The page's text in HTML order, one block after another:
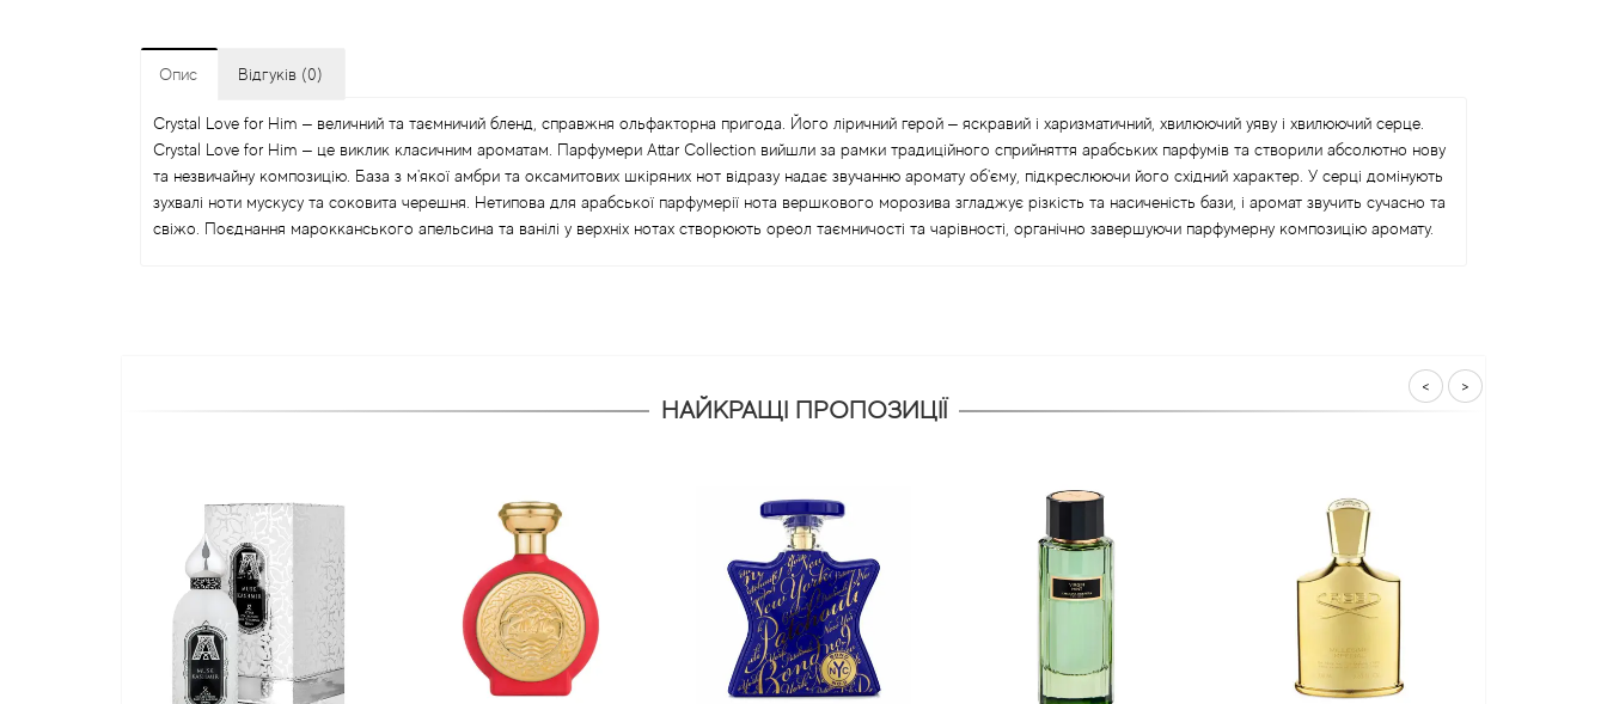
Опис Відгуків (0)
Crystal Love for Him – величний та таємничий бленд, справжня ольфакторна пригода. Його ліричний герой – яскравий і харизматичний, хвилюючий уяву і хвилюючий серце.
Crystal Love for Him – це виклик класичним ароматам. Парфумери Attar Collection вийшли за рамки традиційного сприйняття арабських парфумів та створили абсолютно нову
та незвичайну композицію. База з м'якої амбри та оксамитових шкіряних нот відразу надає звучанню аромату об'єму, підкреслюючи його східний характер. У серці домінують
зухвалі ноти мускусу та соковита черешня. Нетипова для арабської парфумерії нота вершкового морозива згладжує різкість та насиченість бази, і аромат звучить сучасно та
свіжо. Поєднання марокканського апельсина та ванілі у верхніх нотах створюють ореол таємничості та чарівності, органічно завершуючи парфумерну композицію аромату.
НАЙКРАЩІ ПРОПОЗИЦІЇ
< >